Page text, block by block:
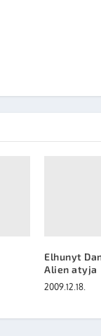
Elhunyt
Alien atyja
2009.12.18.